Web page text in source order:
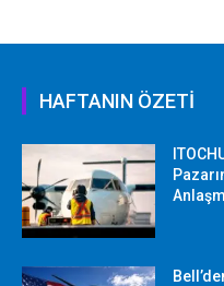
HAFTANIN ÖZETİ